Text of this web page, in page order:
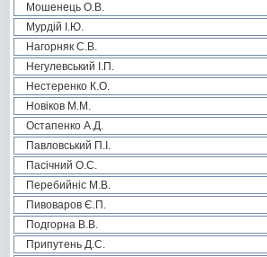
Мошенець О.В.
Мурдій І.Ю.
Нагорняк С.В.
Негулевський І.П.
Нестеренко К.О.
Новіков М.М.
Остапенко А.Д.
Павловський П.І.
Пасічний О.С.
Перебийніс М.В.
Пивоваров Є.П.
Подгорна В.В.
Припутень Д.С.